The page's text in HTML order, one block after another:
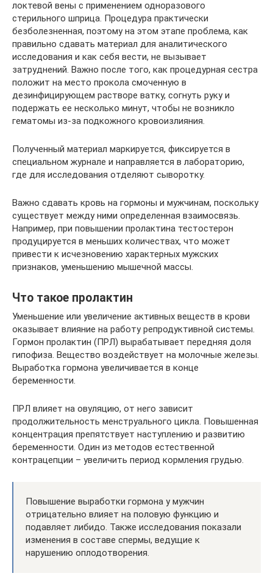
локтевой вены с применением одноразового
стерильного шприца. Процедура практически
безболезненная, поэтому на этом этапе проблема, как
правильно сдавать материал для аналитического
исследования и как себя вести, не вызывает
затруднений. Важно после того, как процедурная сестра
положит на место прокола смоченную в
дезинфицирующем растворе ватку, согнуть руку и
подержать ее несколько минут, чтобы не возникло
гематомы из-за подкожного кровоизлияния.
Полученный материал маркируется, фиксируется в
специальном журнале и направляется в лабораторию,
где для исследования отделяют сыворотку.
Важно сдавать кровь на гормоны и мужчинам, поскольку
существует между ними определенная взаимосвязь.
Например, при повышении пролактина тестостерон
продуцируется в меньших количествах, что может
привести к исчезновению характерных мужских
признаков, уменьшению мышечной массы.
Что такое пролактин
Уменьшение или увеличение активных веществ в крови
оказывает влияние на работу репродуктивной системы.
Гормон пролактин (ПРЛ) вырабатывает передняя доля
гипофиза. Вещество воздействует на молочные железы.
Выработка гормона увеличивается в конце
беременности.
ПРЛ влияет на овуляцию, от него зависит
продолжительность менструального цикла. Повышенная
концентрация препятствует наступлению и развитию
беременности. Один из методов естественной
контрацепции – увеличить период кормления грудью.
Повышение выработки гормона у мужчин
отрицательно влияет на половую функцию и
подавляет либидо. Также исследования показали
изменения в составе спермы, ведущие к
нарушению оплодотворения.